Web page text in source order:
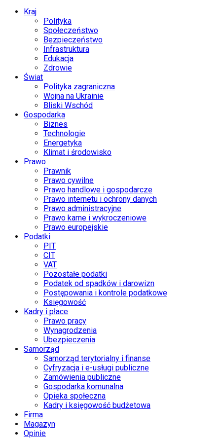
Kraj
Polityka
Społeczeństwo
Bezpieczeństwo
Infrastruktura
Edukacja
Zdrowie
Świat
Polityka zagraniczna
Wojna na Ukrainie
Bliski Wschód
Gospodarka
Biznes
Technologie
Energetyka
Klimat i środowisko
Prawo
Prawnik
Prawo cywilne
Prawo handlowe i gospodarcze
Prawo internetu i ochrony danych
Prawo administracyjne
Prawo karne i wykroczeniowe
Prawo europejskie
Podatki
PIT
CIT
VAT
Pozostałe podatki
Podatek od spadków i darowizn
Postępowania i kontrole podatkowe
Księgowość
Kadry i płace
Prawo pracy
Wynagrodzenia
Ubezpieczenia
Samorząd
Samorząd terytorialny i finanse
Cyfryzacja i e-usługi publiczne
Zamówienia publiczne
Gospodarka komunalna
Opieka społeczna
Kadry i księgowość budżetowa
Firma
Magazyn
Opinie